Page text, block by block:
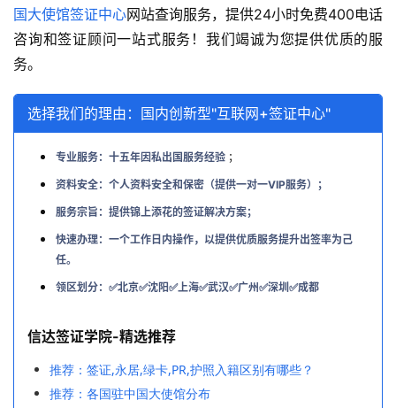
国大使馆签证中心网站查询服务，提供24小时免费400电话
咨询和签证顾问一站式服务！我们竭诚为您提供优质的服
务。
选择我们的理由：国内创新型"互联网+签证中心"
专业服务：十五年因私出国服务经验 ；
资料安全：个人资料安全和保密（提供一对一VIP服务）；
服务宗旨：提供锦上添花的签证解决方案；
快速办理：一个工作日内操作，以提供优质服务提升出签率为己
任。
领区划分：✅北京✅沈阳✅上海✅武汉✅广州✅深圳✅成都
信达签证学院-精选推荐
推荐：签证,永居,绿卡,PR,护照入籍区别有哪些？
推荐：各国驻中国大使馆分布